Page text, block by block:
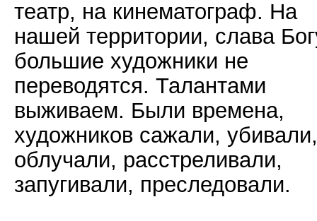
театр, на кинематограф. На
нашей территории, слава
большие художники не
переводятся. Талантами
выживаем. Были времена,
художников сажали, убивали,
облучали, расстреливали,
запугивали, преследовали.